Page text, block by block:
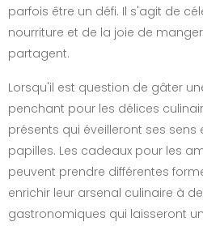
parfois être un défi. Il s'agit de
nourriture et de la joie de
partagent.
Lorsqu'il est question de gâter
penchant pour les délices
présents qui éveilleront ses
papilles. Les cadeaux pour les
peuvent prendre différentes
enrichir leur arsenal culinaire à
gastronomiques qui laisseront